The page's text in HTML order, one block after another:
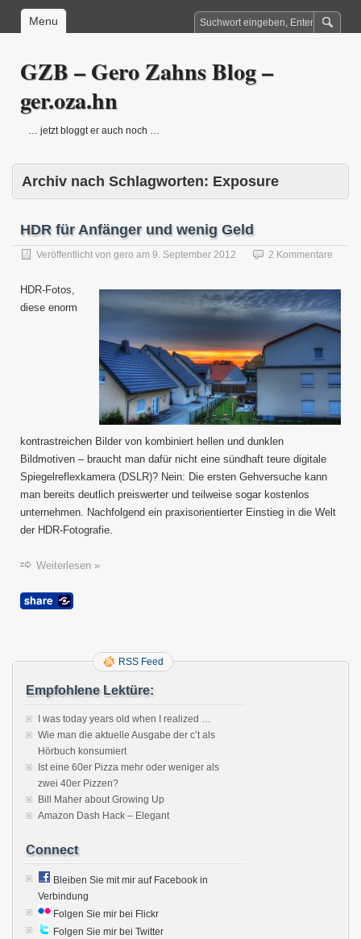
Menu
GZB – Gero Zahns Blog –
ger.oza.hn
… jetzt bloggt er auch noch …
Archiv nach Schlagworten: Exposure
HDR für Anfänger und wenig Geld
Veröffentlicht von gero am 9. September 2012 2 Kommentare
HDR-Fotos,
diese enorm
kontrastreichen Bilder von kombiniert hellen und dunklen
Bildmotiven – braucht man dafür nicht eine sündhaft teure digitale
Spiegelreflexkamera (DSLR)? Nein: Die ersten Gehversuche kann
man bereits deutlich preiswerter und teilweise sogar kostenlos
unternehmen. Nachfolgend ein praxisorientierter Einstieg in die Welt
der HDR-Fotografie.
Weiterlesen »
RSS Feed
Empfohlene Lektüre:
I was today years old when I realized …
Wie man die aktuelle Ausgabe der c’t als
Hörbuch konsumiert
Ist eine 60er Pizza mehr oder weniger als
zwei 40er Pizzen?
Bill Maher about Growing Up
Amazon Dash Hack – Elegant
Connect
Bleiben Sie mit mir auf Facebook in
Verbindung
Folgen Sie mir bei Flickr
Folgen Sie mir bei Twitter